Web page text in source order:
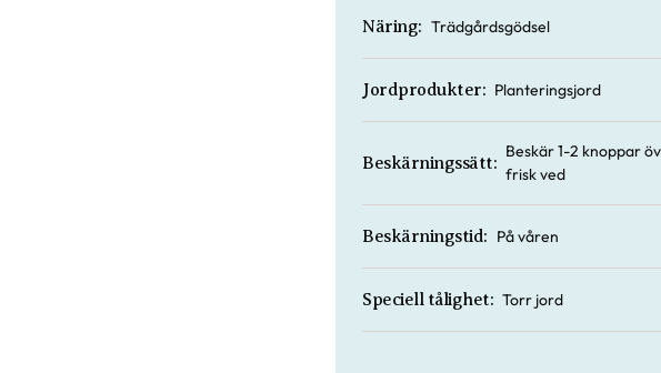
Näring: Trädgårdsgödsel
Jordprodukter: Planteringsjord
Beskärningssätt:
Beskär 1-2 knoppar
frisk ved
Beskärningstid: På våren
Speciell tålighet: Torr jord